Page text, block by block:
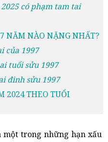
có phạm tam tai
NĂM NÀO NẶNG NHẤT?
của 1997
tuổi sửu 1997
đinh sửu 1997
2024 THEO TUỔI
một trong những hạn xấu